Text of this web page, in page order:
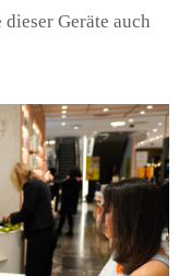
Geräte auch